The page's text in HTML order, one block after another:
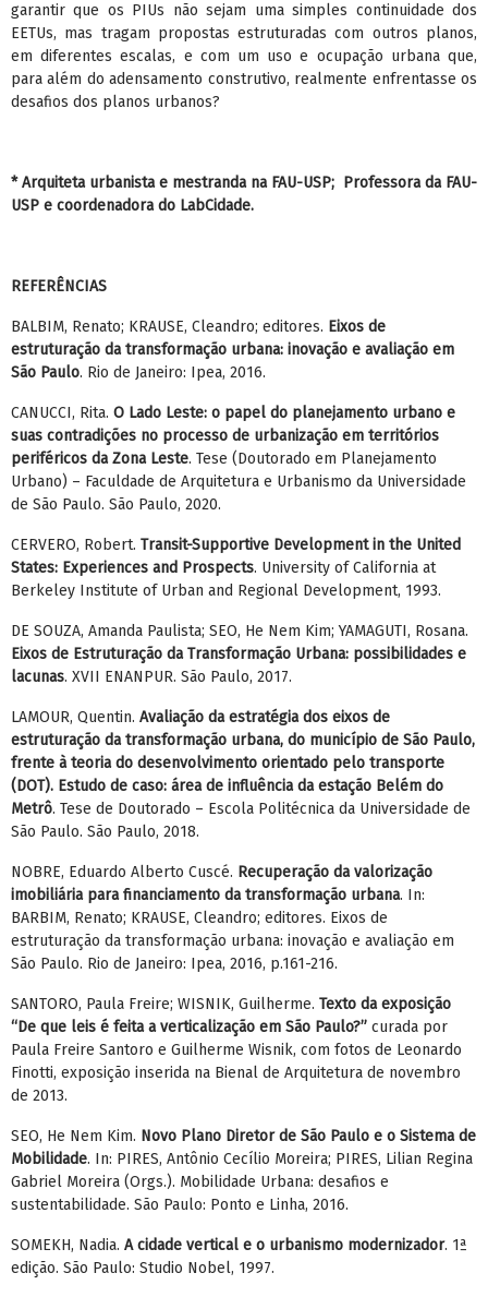
garantir que os PIUs não sejam uma simples continuidade dos
EETUs, mas tragam propostas estruturadas com outros planos,
em diferentes escalas, e com um uso e ocupação urbana que,
para além do adensamento construtivo, realmente enfrentasse os
desafios dos planos urbanos?
* Arquiteta urbanista e mestranda na FAU-USP; Professora da FAU-
USP e coordenadora do LabCidade.
REFERÊNCIAS
BALBIM, Renato; KRAUSE, Cleandro; editores. Eixos de
estruturação da transformação urbana: inovação e avaliação em
São Paulo. Rio de Janeiro: Ipea, 2016.
CANUCCI, Rita. O Lado Leste: o papel do planejamento urbano e
suas contradições no processo de urbanização em territórios
periféricos da Zona Leste. Tese (Doutorado em Planejamento
Urbano) – Faculdade de Arquitetura e Urbanismo da Universidade
de São Paulo. São Paulo, 2020.
CERVERO, Robert. Transit-Supportive Development in the United
States: Experiences and Prospects. University of California at
Berkeley Institute of Urban and Regional Development, 1993.
DE SOUZA, Amanda Paulista; SEO, He Nem Kim; YAMAGUTI, Rosana.
Eixos de Estruturação da Transformação Urbana: possibilidades e
lacunas. XVII ENANPUR. São Paulo, 2017.
LAMOUR, Quentin. Avaliação da estratégia dos eixos de
estruturação da transformação urbana, do município de São Paulo,
frente à teoria do desenvolvimento orientado pelo transporte
(DOT). Estudo de caso: área de influência da estação Belém do
Metrô. Tese de Doutorado – Escola Politécnica da Universidade de
São Paulo. São Paulo, 2018.
NOBRE, Eduardo Alberto Cuscé. Recuperação da valorização
imobiliária para financiamento da transformação urbana. In:
BARBIM, Renato; KRAUSE, Cleandro; editores. Eixos de
estruturação da transformação urbana: inovação e avaliação em
São Paulo. Rio de Janeiro: Ipea, 2016, p.161-216.
SANTORO, Paula Freire; WISNIK, Guilherme. Texto da exposição
“De que leis é feita a verticalização em São Paulo?” curada por
Paula Freire Santoro e Guilherme Wisnik, com fotos de Leonardo
Finotti, exposição inserida na Bienal de Arquitetura de novembro
de 2013.
SEO, He Nem Kim. Novo Plano Diretor de São Paulo e o Sistema de
Mobilidade. In: PIRES, Antônio Cecílio Moreira; PIRES, Lilian Regina
Gabriel Moreira (Orgs.). Mobilidade Urbana: desafios e
sustentabilidade. São Paulo: Ponto e Linha, 2016.
SOMEKH, Nadia. A cidade vertical e o urbanismo modernizador. 1ª
edição. São Paulo: Studio Nobel, 1997.